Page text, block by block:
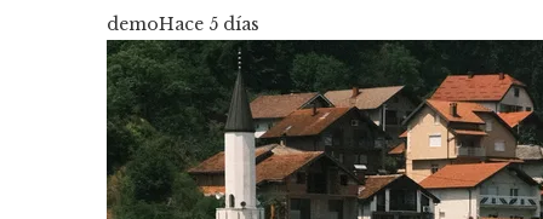
demoHace 5 días